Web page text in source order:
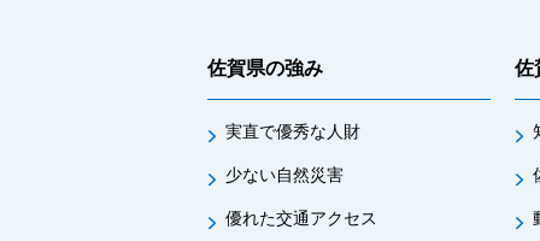
佐賀県の強み
実直で優秀な人財
少ない自然災害
優れた交通アクセス
佐